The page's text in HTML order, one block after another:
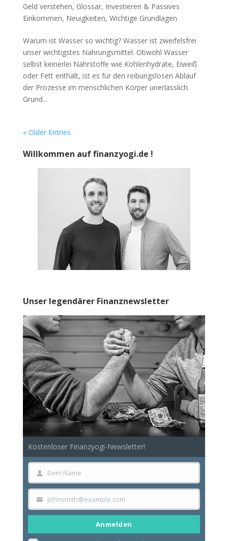
Geld verstehen, Glossar, Investieren & Passives
Einkommen, Neuigkeiten, Wichtige Grundlagen
Warum ist Wasser so wichtig? Wasser ist zweifelsfrei
unser wichtigstes Nahrungsmittel. Obwohl Wasser
selbst keinerlei Nährstoffe wie Kohlenhydrate, Eiweiß
oder Fett enthält, ist es für den reibungslosen Ablauf
der Prozesse im menschlichen Körper unerlässlich.
Grund...
« Older Entries
Willkommen auf finanzyogi.de !
Unser legendärer Finanznewsletter
Kostenloser Finanzyogi-Newsletter!
Dein
Name
Dein Name
Your
email
johnsmith@example.com
Anmelden